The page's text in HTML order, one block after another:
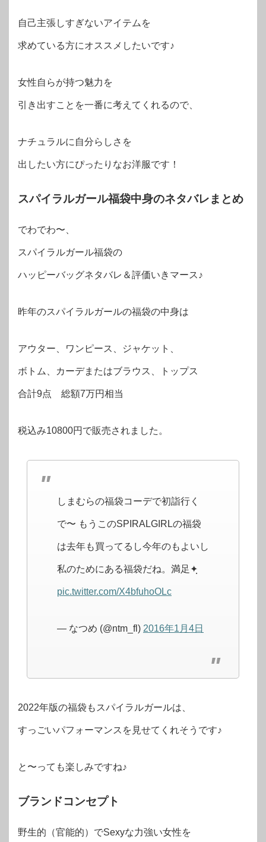
自己主張しすぎないアイテムを
求めている方にオススメしたいです♪
女性自らが持つ魅力を
引き出すことを一番に考えてくれるので、
ナチュラルに自分らしさを
出したい方にぴったりなお洋服です！
スパイラルガール福袋中身のネタバレまとめ
でわでわ〜、
スパイラルガール福袋の
ハッピーバッグネタバレ＆評価いきマース♪
昨年のスパイラルガールの福袋の中身は
アウター、ワンピース、ジャケット、
ボトム、カーデまたはブラウス、トップス
合計9点 総額7万円相当
税込み10800円で販売されました。
しまむらの福袋コーデで初詣行く
で〜 もうこのSPIRALGIRLの福袋
は去年も買ってるし今年のもよいし
私のためにある福袋だね。満足✦ฺ
pic.twitter.com/X4bfuhoOLc
— なつめ (@ntm_fl) 2016年1月4日
2022年版の福袋もスパイラルガールは、
すっごいパフォーマンスを見せてくれそうです♪
と〜っても楽しみですね♪
ブランドコンセプト
野生的（官能的）でSexyな力強い女性を